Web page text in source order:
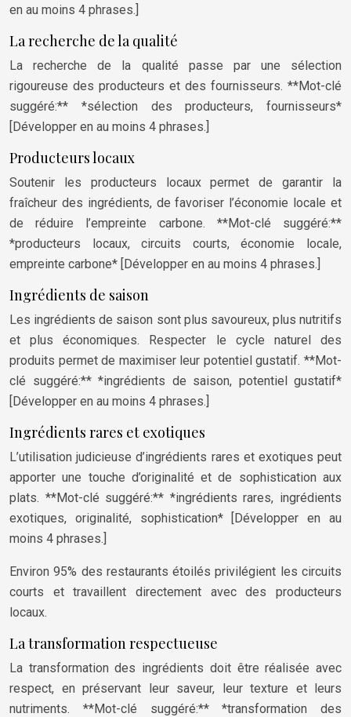
en au moins 4 phrases.]
La recherche de la qualité
La recherche de la qualité passe par une sélection
rigoureuse des producteurs et des fournisseurs. **Mot-clé
suggéré:** *sélection des producteurs, fournisseurs*
[Développer en au moins 4 phrases.]
Producteurs locaux
Soutenir les producteurs locaux permet de garantir la
fraîcheur des ingrédients, de favoriser l’économie locale et
de réduire l’empreinte carbone. **Mot-clé suggéré:**
*producteurs locaux, circuits courts, économie locale,
empreinte carbone* [Développer en au moins 4 phrases.]
Ingrédients de saison
Les ingrédients de saison sont plus savoureux, plus nutritifs
et plus économiques. Respecter le cycle naturel des
produits permet de maximiser leur potentiel gustatif. **Mot-
clé suggéré:** *ingrédients de saison, potentiel gustatif*
[Développer en au moins 4 phrases.]
Ingrédients rares et exotiques
L’utilisation judicieuse d’ingrédients rares et exotiques peut
apporter une touche d’originalité et de sophistication aux
plats. **Mot-clé suggéré:** *ingrédients rares, ingrédients
exotiques, originalité, sophistication* [Développer en au
moins 4 phrases.]
Environ 95% des restaurants étoilés privilégient les circuits
courts et travaillent directement avec des producteurs
locaux.
La transformation respectueuse
La transformation des ingrédients doit être réalisée avec
respect, en préservant leur saveur, leur texture et leurs
nutriments. **Mot-clé suggéré:** *transformation des